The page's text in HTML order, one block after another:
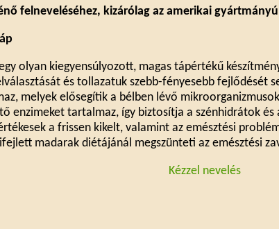
felneveléséhez, kizárólag az amerikai
olyan kiegyensúlyozott, magas tápértékű
és tollazatuk szebb-fényesebb fejlődését
melyek elősegítik a bélben lévő
enzimeket tartalmaz, így biztosítja a szénhidrátok
a frissen kikelt, valamint az emésztési
madarak diétájánál megszünteti az emésztési
Kézzel nevelés